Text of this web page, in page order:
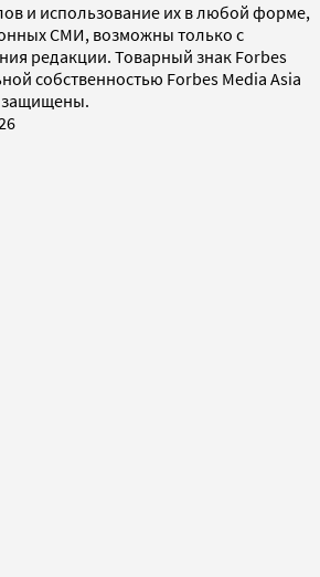
и использование их в любой форме,
СМИ, возможны только с
редакции. Товарный знак Forbes
собственностью Forbes Media Asia
защищены.